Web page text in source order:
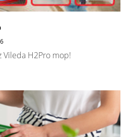
Vileda H2Pro mop!